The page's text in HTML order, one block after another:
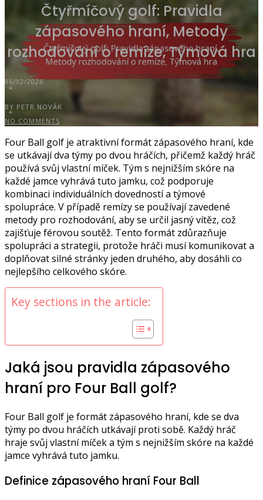
Čtyřmíčový golf: Pravidla
zápasového hraní, Metody
rozhodování o remíze, Týmová hra
06/02/2026
BY PETR NOVÁK
NO COMMENTS
Four Ball golf je atraktivní formát zápasového hraní, kde
se utkávají dva týmy po dvou hráčích, přičemž každý hráč
používá svůj vlastní míček. Tým s nejnižším skóre na
každé jamce vyhrává tuto jamku, což podporuje
kombinaci individuálních dovedností a týmové
spolupráce. V případě remízy se používají zavedené
metody pro rozhodování, aby se určil jasný vítěz, což
zajišťuje férovou soutěž. Tento formát zdůrazňuje
spolupráci a strategii, protože hráči musí komunikovat a
doplňovat silné stránky jeden druhého, aby dosáhli co
nejlepšího celkového skóre.
Key sections in the article:
Jaká jsou pravidla zápasového
hraní pro Four Ball golf?
Four Ball golf je formát zápasového hraní, kde se dva
týmy po dvou hráčích utkávají proti sobě. Každý hráč
hraje svůj vlastní míček a tým s nejnižším skóre na každé
jamce vyhrává tuto jamku.
Definice zápasového hraní Four Ball